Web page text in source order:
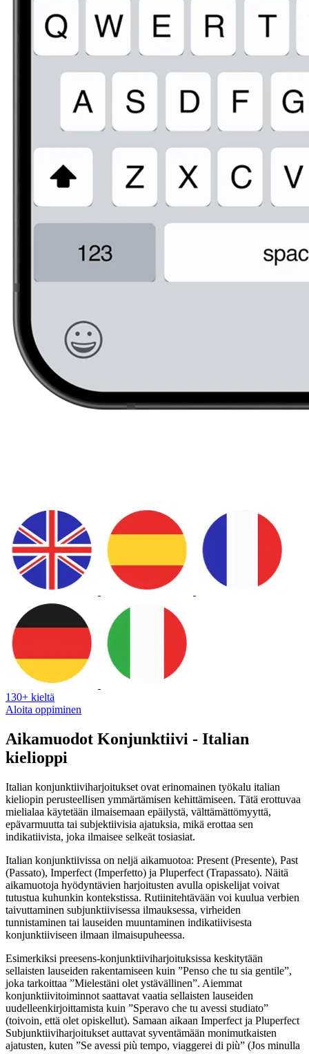
130+ kieltä
Aloita oppiminen
Aikamuodot Konjunktiivi - Italian
kielioppi
Italian konjunktiiviharjoitukset ovat erinomainen työkalu italian
kieliopin perusteellisen ymmärtämisen kehittämiseen. Tätä erottuvaa
mielialaa käytetään ilmaisemaan epäilystä, välttämättömyyttä,
epävarmuutta tai subjektiivisia ajatuksia, mikä erottaa sen
indikatiivista, joka ilmaisee selkeät tosiasiat.
Italian konjunktiivissa on neljä aikamuotoa: Present (Presente), Past
(Passato), Imperfect (Imperfetto) ja Pluperfect (Trapassato). Näitä
aikamuotoja hyödyntävien harjoitusten avulla opiskelijat voivat
tutustua kuhunkin kontekstissa. Rutiinitehtävään voi kuulua verbien
taivuttaminen subjunktiivisessa ilmauksessa, virheiden
tunnistaminen tai lauseiden muuntaminen indikatiivisesta
konjunktiiviseen ilmaan ilmaisupuheessa.
Esimerkiksi preesens-konjunktiiviharjoituksissa keskitytään
sellaisten lauseiden rakentamiseen kuin ”Penso che tu sia gentile”,
joka tarkoittaa ”Mielestäni olet ystävällinen”. Aiemmat
konjunktiivitoiminnot saattavat vaatia sellaisten lauseiden
uudelleenkirjoittamista kuin ”Speravo che tu avessi studiato”
(toivoin, että olet opiskellut). Samaan aikaan Imperfect ja Pluperfect
Subjunktiiviharjoitukset auttavat syventämään monimutkaisten
ajatusten, kuten ”Se avessi più tempo, viaggerei di più” (Jos minulla